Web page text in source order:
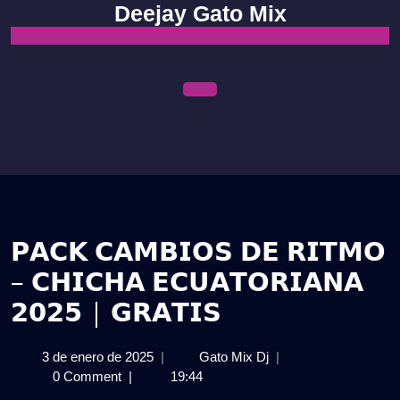
content
Deejay Gato Mix
𝗣𝗔𝗖𝗞 𝗖𝗔𝗠𝗕𝗜𝗢𝗦 𝗗𝗘 𝗥𝗜𝗧𝗠𝗢
– 𝗖𝗛𝗜𝗖𝗛𝗔 𝗘𝗖𝗨𝗔𝗧𝗢𝗥𝗜𝗔𝗡𝗔
𝟮𝟬𝟮𝟱 | 𝗚𝗥𝗔𝗧𝗜𝗦
3 de enero de 20253 | Gato Mix Dj𝗣𝗔𝗖𝗞
|
0 Comment | 19:44